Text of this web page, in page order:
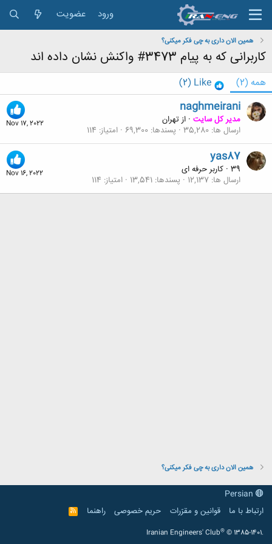
ورود عضویت
همین الان داری به چی فکر میکنی؟
کاربرانی که به پیام 3473# واکنش نشان داده اند
همه (2)
Like
(2)
Nov 17, 2022
naghmeirani
مدیر کل سایت · ازتهران
ارسال ها 35,280 پسندها 69,300 امتیاز 114
Nov 16, 2022
yas87
کاربر حرفه ای · 39
ارسال ها 12,137 پسندها 13,541 امتیاز 114
همین الان داری به چی فکر میکنی؟
ارتباط با ما
قوانین و مقرّرات حریم خصوصی راهنما
R
S
Iranian Engineers' Club® © 1385-1401.